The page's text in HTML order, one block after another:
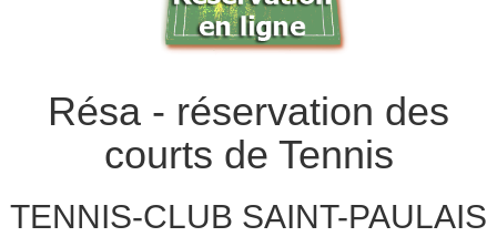
Résa - réservation des
courts de Tennis
TENNIS-CLUB SAINT-PAULAIS